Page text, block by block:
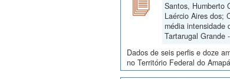
Santos, Humberto
Laércio Aires dos;
média intensidade
Tartarugal Grande
Dados de seis perfis e doze
no Território Federal do